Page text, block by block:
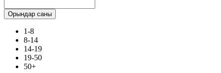
Орындар саны
1-8
8-14
14-19
19-50
50+